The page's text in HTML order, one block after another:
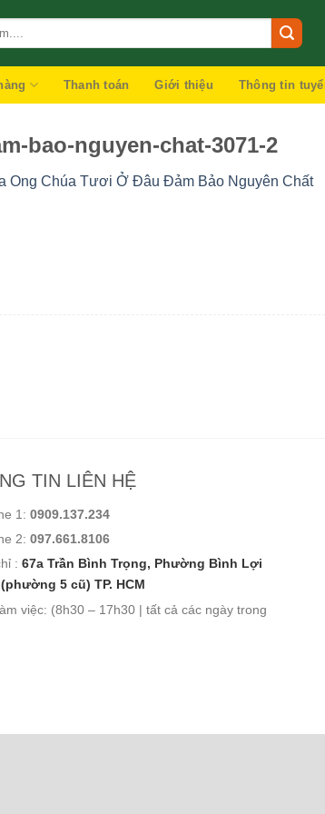
Thanh toán Giới thiệu Thông tin
bao-nguyen-chat-3071-2
Ong Chúa Tươi Ở Đâu Đảm Bảo Nguyên Chất
TIN LIÊN HỆ
1: 0909.137.234
2: 097.661.8106
: 67a Trần Bình Trọng, Phường Bình Lợi
5 cũ) TP. HCM
việc: (8h30 – 17h30 | tất cả các ngày trong